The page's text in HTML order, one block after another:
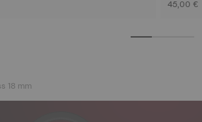
45,00 €
18 mm